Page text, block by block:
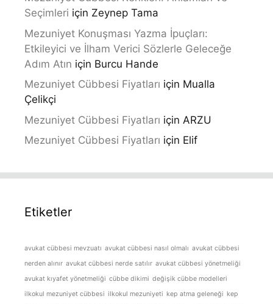
Seçimleri için Zeynep Tama
Mezuniyet Konuşması Yazma İpuçları:
Etkileyici ve İlham Verici Sözlerle Geleceğe
Adım Atın için Burcu Hande
Mezuniyet Cübbesi Fiyatları için Mualla
Çelikçi
Mezuniyet Cübbesi Fiyatları için ARZU
Mezuniyet Cübbesi Fiyatları için Elif
Etiketler
avukat cübbesi mevzuatı avukat cübbesi nasıl olmalı avukat cübbesi
nerden alınır avukat cübbesi nerde satılır avukat cübbesi yönetmeliği
avukat kıyafet yönetmeliği cübbe dikimi değişik cübbe modelleri
ilkokul mezuniyet cübbesi ilkokul mezuniyeti kep atma geleneği kep